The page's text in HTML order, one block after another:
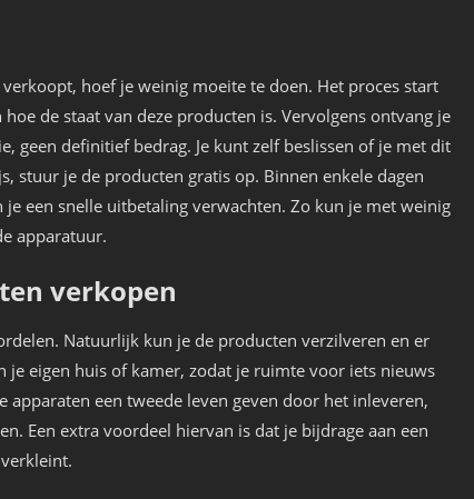
hoef je weinig moeite te doen. Het proces start
de staat van deze producten is. Vervolgens ontvang je
geen definitief bedrag. Je kunt zelf beslissen of je met dit
stuur je de producten gratis op. Binnen enkele dagen
een snelle uitbetaling verwachten. Zo kun je met weinig
apparatuur.
verkopen
Natuurlijk kun je de producten verzilveren en er
eigen huis of kamer, zodat je ruimte voor iets nieuws
een tweede leven geven door het inleveren,
Een extra voordeel hiervan is dat je bijdrage aan een